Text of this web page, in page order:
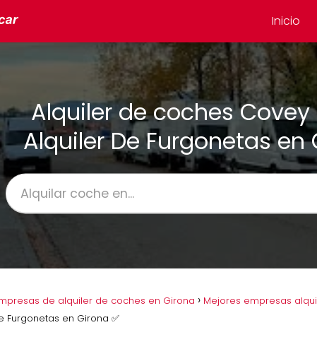
Inicio
Alquiler de coches Covey
Alquiler De Furgonetas en
de alquiler de coches en Girona Mejores empresas
Furgonetas en Girona ✅